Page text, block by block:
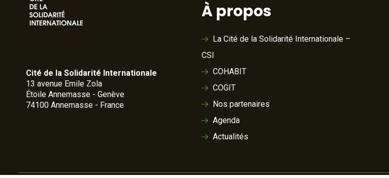
Cité de la Solidarité Internationale
13 avenue Emile Zola
Étoile Annemasse - Genève
74100 Annemasse - France
À propos
La Cité de la Solidarité Internationale –
CSI
COHABIT
COGIT
Nos partenaires
Agenda
Actualités